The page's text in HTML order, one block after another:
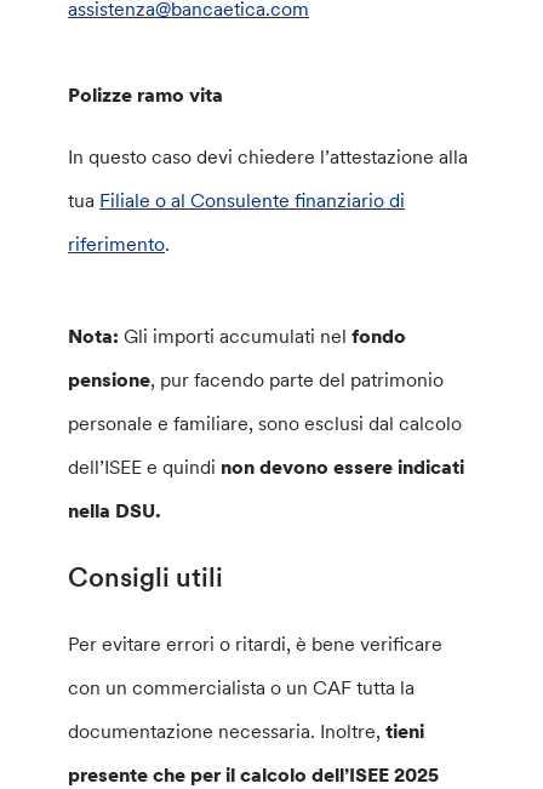
assistenza@bancaetica.com
Polizze ramo vita
In questo caso devi chiedere l’attestazione alla
tua Filiale o al Consulente finanziario di
riferimento.
Nota:Gli importi accumulati nelfondo
pensione, pur facendo parte del patrimonio
personale e familiare, sono esclusi dal calcolo
dell’ISEE e quindi non devono essere indicati
nella DSU.
Consigli utili
Per evitare errori o ritardi, è bene verificare
con un commercialista o un CAF tutta la
documentazione necessaria. Inoltre,tieni
presente che per il calcolo dell’ISEE 2025